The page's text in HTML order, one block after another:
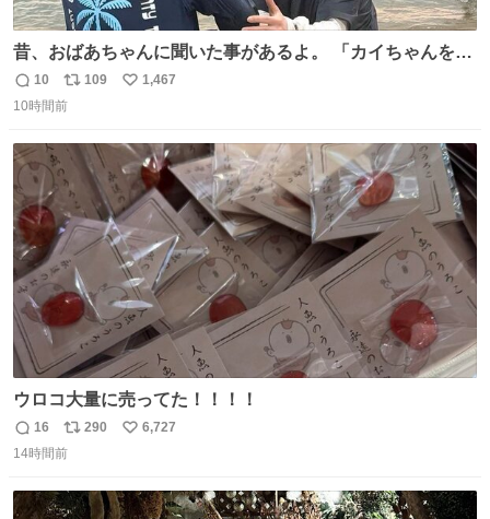
昔、おばあちゃんに聞いた事があるよ。 「カイちゃんをい
じめると、アイツが海から上がって来るぞ。」って。
返
信
10
リ
ポ
ト
数
109
い
数
1,467
10時間前
ウロコ大量に売ってた！！！！
返
信
16
リ
ポ
ト
290
い
数
6,727
14時間前